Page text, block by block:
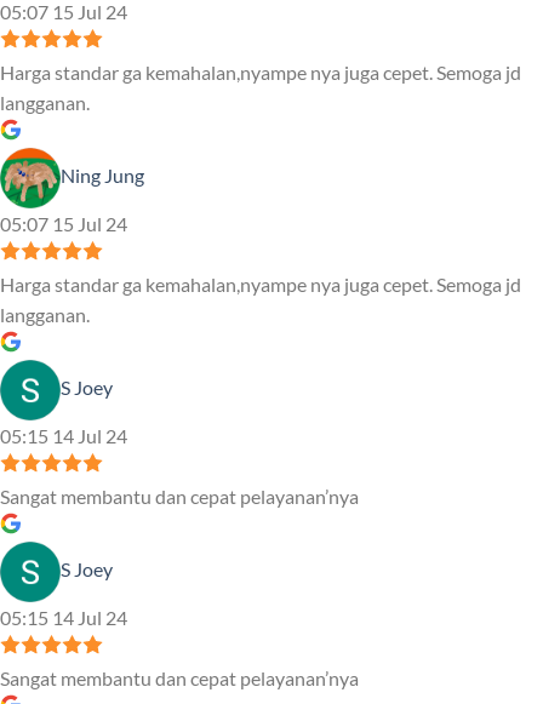
05:07 15 Jul 24
Harga standar ga kemahalan,nyampe nya juga cepet. Semoga jd
langganan.
Ning Jung
05:07 15 Jul 24
Harga standar ga kemahalan,nyampe nya juga cepet. Semoga jd
langganan.
S Joey
05:15 14 Jul 24
Sangat membantu dan cepat pelayanan’nya
S Joey
05:15 14 Jul 24
Sangat membantu dan cepat pelayanan’nya